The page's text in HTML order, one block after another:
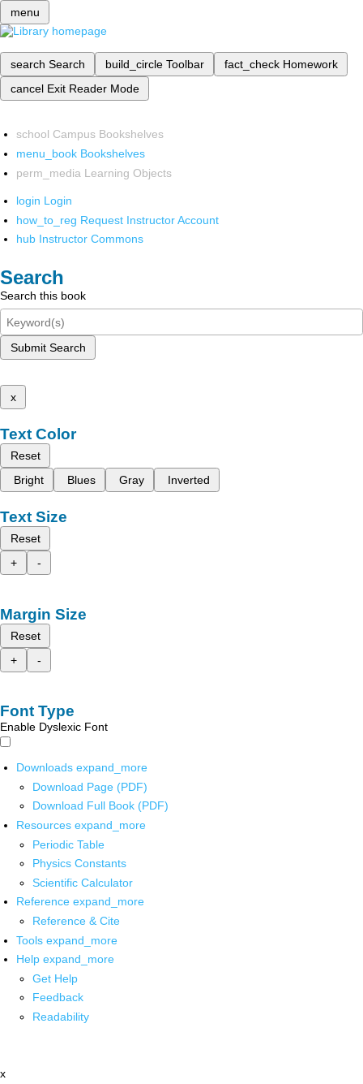
menu
search Search build_circle Toolbar fact_check Homework
cancel Exit Reader Mode
school Campus Bookshelves
menu_book Bookshelves
perm_media Learning Objects
login Login
how_to_reg Request Instructor Account
hub Instructor Commons
Search
Search this book
Submit Search
x
Text Color
Reset
Bright
Blues Gray Inverted
Text Size
Reset
+
-
Margin Size
Reset
+
-
Font Type
Enable Dyslexic Font
Downloads expand_more
Download Page (PDF)
Download Full Book (PDF)
Resources expand_more
Periodic Table
Physics Constants
Scientific Calculator
Reference expand_more
Reference & Cite
Tools expand_more
Help expand_more
Get Help
Feedback
Readability
x